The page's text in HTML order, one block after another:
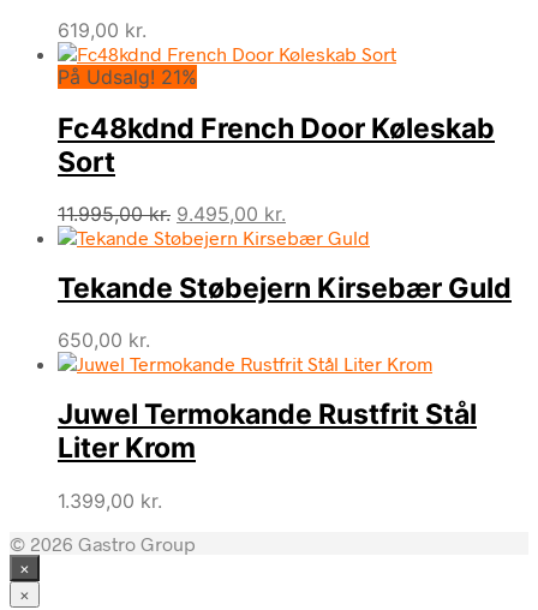
619,00 kr.
På Udsalg! 21%
Fc48kdnd French Door Køleskab
Sort
11.995,00kr. Den
oprindelige
var:
11.995,00 kr..
9.495,00 kr.
aktuelle
er:
9.495,00 kr..
Tekande Støbejern Kirsebær Guld
650,00 kr.
Juwel Termokande Rustfrit Stål
Liter Krom
1.399,00 kr.
© 2026 Gastro Group
×
×